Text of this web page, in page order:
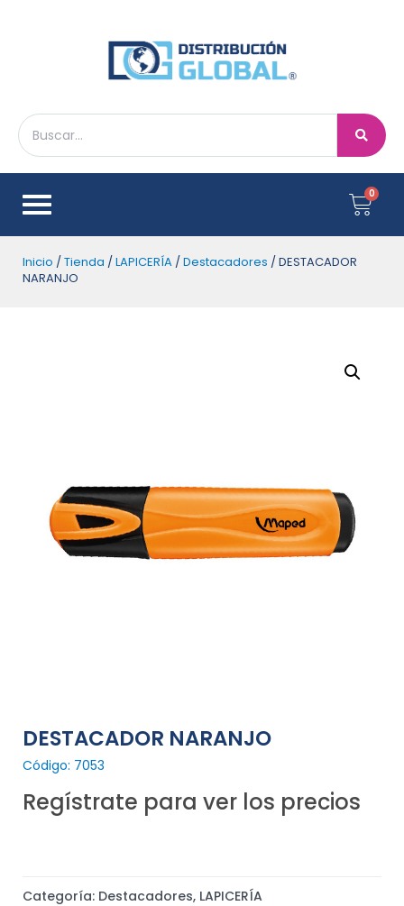
Inicio /Tienda /LAPICERÍA /Destacadores / DESTACADOR
NARANJO
DESTACADOR NARANJO
Código: 7053
Regístrate para ver los precios
Categoría: Destacadores, LAPICERÍA